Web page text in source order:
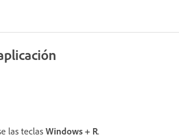
las teclas Windows + R.